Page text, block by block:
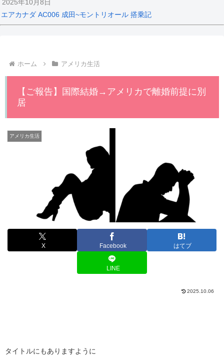
2025年10月8日
エアカナダ AC006 成田~モントリオール 搭乗記
ホーム アメリカ生活
【ご報告】国際結婚→アメリカで離婚前提に別
居
アメリカ生活
X Facebook はてブ
LINE
2025.10.06
タイトルにもありますように